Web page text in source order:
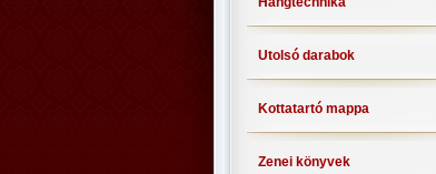
Utolsó darabok
Kottatartó mappa
Zenei könyvek